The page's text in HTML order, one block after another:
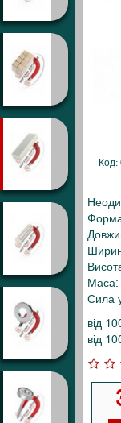
Код:
Сила
від
від